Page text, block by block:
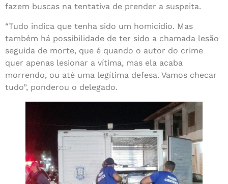
fazem buscas na tentativa de prender a suspeita.
“Tudo indica que tenha sido um homicídio. Mas
também há possibilidade de ter sido a chamada lesão
seguida de morte, que é quando o autor do crime
quer apenas lesionar a vítima, mas ela acaba
morrendo, ou até uma legítima defesa. Vamos checar
tudo”, ponderou o delegado.